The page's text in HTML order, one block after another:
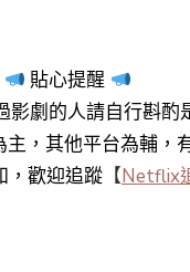
貼心提醒
影劇的人請自行斟酌
，其他平台為輔，
，歡迎追蹤【Netflix